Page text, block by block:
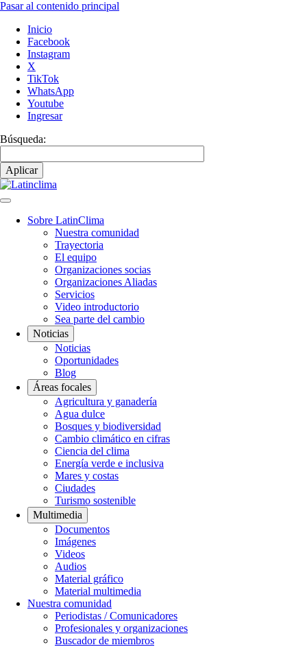
Pasar al contenido principal
Inicio
Facebook
Instagram
X
TikTok
WhatsApp
Youtube
Ingresar
Búsqueda:
Navegación
Sobre LatinClima
Nuestra comunidad
Trayectoria
El equipo
Organizaciones socias
Organizaciones Aliadas
Servicios
Video introductorio
Sea parte del cambio
Noticias
Noticias
Oportunidades
Blog
Áreas focales
Agricultura y ganadería
Agua dulce
Bosques y biodiversidad
Cambio climático en cifras
Ciencia del clima
Energía verde e inclusiva
Mares y costas
Ciudades
Turismo sostenible
Multimedia
Documentos
Imágenes
Videos
Audios
Material gráfico
Material multimedia
Nuestra comunidad
Periodistas / Comunicadores
Profesionales y organizaciones
Buscador de miembros